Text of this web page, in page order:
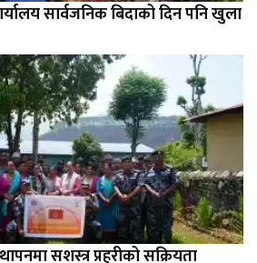
सार्वजनिक बिदाको दिन पनि खुला
सशस्त्र प्रहरीको सक्रियता